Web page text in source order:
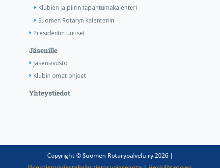
Klubien ja piirin tapahtumakalenteri
Suomen Rotaryn kalenteriin
Presidentin uutiset
Jäsenille
Jäsensivusto
Klubin omat ohjeet
Yhteystiedot
Copyright © Suomen Rotarypalvelu ry 2026 |